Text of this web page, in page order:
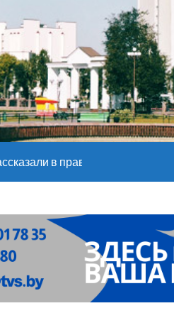
заслушал доклад
килограммовом каравае для
в правительстве